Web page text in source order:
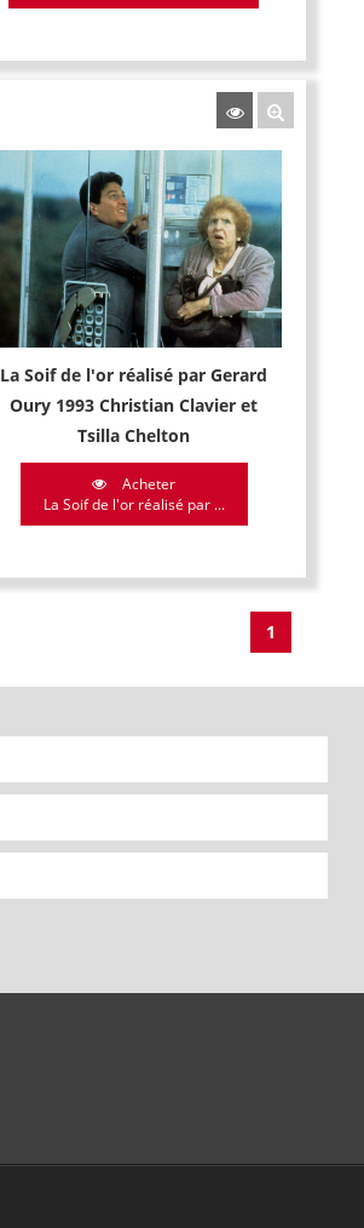
La Soif de l'or réalisé par Gerard
Oury 1993 Christian Clavier et
Tsilla Chelton
Acheter
La Soif de l'or réalisé par ...
1